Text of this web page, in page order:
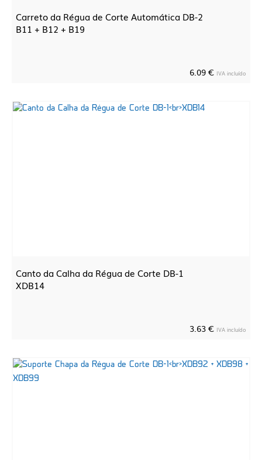
Carreto da Régua de Corte Automática DB-2
B11 + B12 + B19
6.09 € IVA incluído
Canto da Calha da Régua de Corte DB-1
XDB14
3.63 € IVA incluído